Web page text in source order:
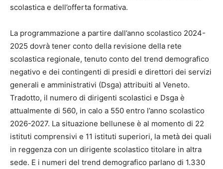
scolastica e dell’offerta formativa.
La programmazione a partire dall’anno scolastico 2024-
2025 dovrà tener conto della revisione della rete
scolastica regionale, tenuto conto del trend demografico
negativo e dei contingenti di presidi e direttori dei servizi
generali e amministrativi (Dsga) attribuiti al Veneto.
Tradotto, il numero di dirigenti scolastici e Dsga è
attualmente di 560, in calo a 550 entro l’anno scolastico
2026-2027. La situazione bellunese è al momento di 22
istituti comprensivi e 11 istituti superiori, la metà dei quali
in reggenza con un dirigente scolastico titolare in altra
sede. E i numeri del trend demografico parlano di 1.330